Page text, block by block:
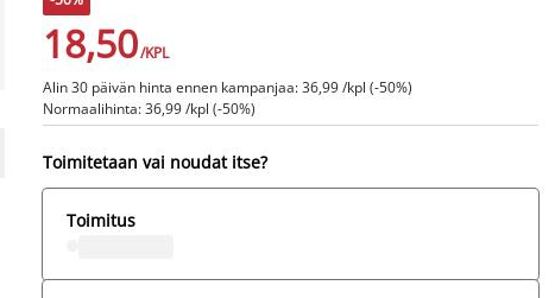
18,50/KPL
Alin 30 päivän hinta ennen kampanjaa: 36,99 /kpl (-50%)
Normaalihinta: 36,99 /kpl (-50%)
Toimitetaan vai noudat itse?
Toimitus